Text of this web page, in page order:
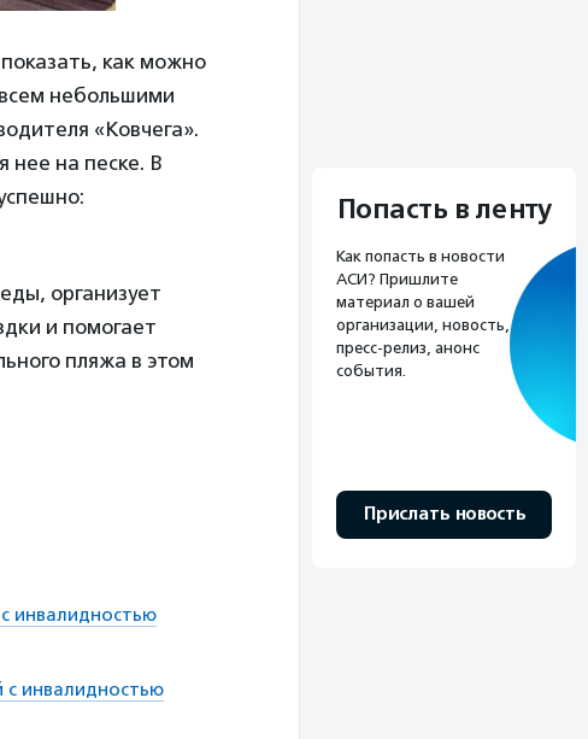
как можно
небольшими
«Ковчега».
нее на песке. В
организует
и помогает
пляжа в этом
инвалидностью
инвалидностью
Попасть в ленту
Как попасть в новости
АСИ? Пришлите
материал о вашей
организации, новость,
пресс-релиз, анонс
события.
Прислать новость